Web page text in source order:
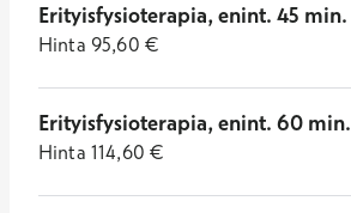
Erityisfysioterapia, enint. 45 min.
Hinta 95,60 €
Erityisfysioterapia, enint. 60 min.
Hinta 114,60 €